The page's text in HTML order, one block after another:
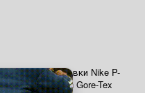
Мужские кроссовки Nike P-
6000 Beige Brown Gore-Tex